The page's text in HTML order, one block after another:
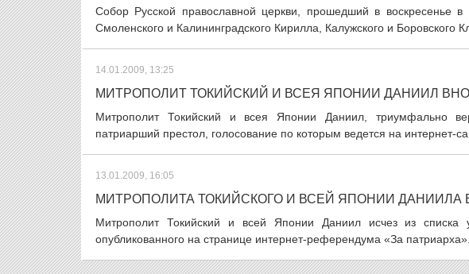
Собор Русской православной церкви, прошедший в воскресенье
Смоленского и Калининградского Кирилла, Калужского и Боровского
14.01.2009, 13:25
МИТРОПОЛИТ ТОКИЙСКИЙ И ВСЕЯ ЯПОНИИ ДАНИИЛ
Митрополит Токийский и всея Японии Даниил, триумфально
патриарший престол, голосование по которым ведется на интернет-
13.01.2009, 16:05
МИТРОПОЛИТА ТОКИЙСКОГО И ВСЕЙ ЯПОНИИ ДАНИИЛА
Митрополит Токийский и всей Японии Даниил исчез из списка
опубликованного на странице интернет-референдума «За